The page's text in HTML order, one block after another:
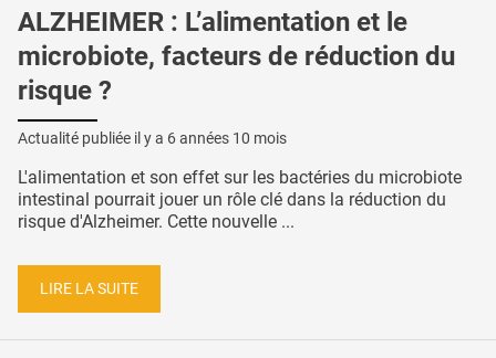
ALZHEIMER : L’alimentation et le
microbiote, facteurs de réduction du
risque ?
Actualité publiée il y a 6 années 10 mois
L'alimentation et son effet sur les bactéries du microbiote
intestinal pourrait jouer un rôle clé dans la réduction du
risque d'Alzheimer. Cette nouvelle ...
LIRE LA SUITE